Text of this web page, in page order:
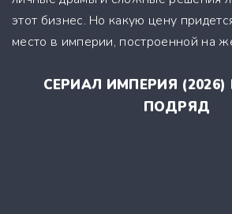
этот бизнес. Но какую цену
место в империи, построенной на
СЕРИАЛ ИМПЕРИЯ (2026)
ПОДРЯД